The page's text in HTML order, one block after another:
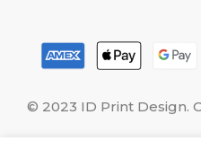
© 2023 ID Print Design.